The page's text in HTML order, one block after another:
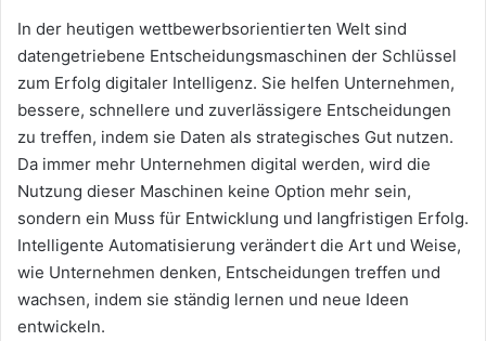
In der heutigen wettbewerbsorientierten Welt sind
datengetriebene Entscheidungsmaschinen der Schlüssel
zum Erfolg digitaler Intelligenz. Sie helfen Unternehmen,
bessere, schnellere und zuverlässigere Entscheidungen
zu treffen, indem sie Daten als strategisches Gut nutzen.
Da immer mehr Unternehmen digital werden, wird die
Nutzung dieser Maschinen keine Option mehr sein,
sondern ein Muss für Entwicklung und langfristigen Erfolg.
Intelligente Automatisierung verändert die Art und Weise,
wie Unternehmen denken, Entscheidungen treffen und
wachsen, indem sie ständig lernen und neue Ideen
entwickeln.